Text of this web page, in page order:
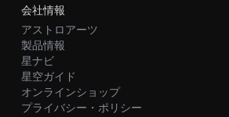
会社情報
アストロアーツ
製品情報
星ナビ
星空ガイド
オンラインショップ
プライバシー・ポリシー